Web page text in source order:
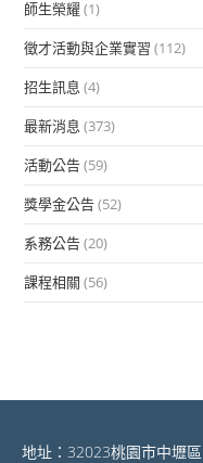
師生榮耀(1)
徵才活動與企業實習 (112)
招生訊息 (4)
最新消息 (373)
活動公告(59)
獎學金公告(52)
系務公告(20)
課程相關 (56)
地址：32023桃園市中壢